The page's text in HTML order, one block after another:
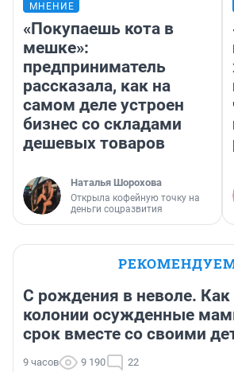
МНЕНИЕ
«Покупаешь кота в
мешке»:
предприниматель
рассказала, как на
самом деле устроен
бизнес со складами
дешевых товаров
Наталья Шорохова
Открыла кофейную точку на
деньги соцразвития
С рождения в неволе. Как
колонии осужденные
срок вместе со своими
9 часов 9 190 22